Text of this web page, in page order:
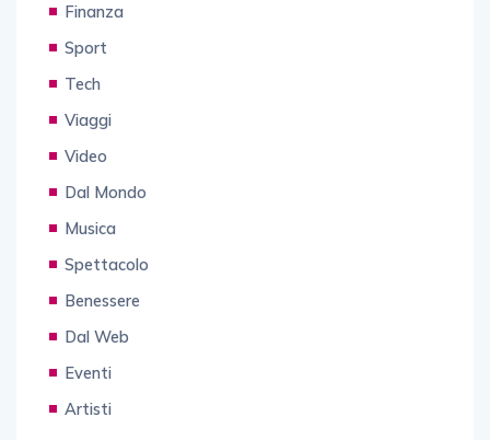
Finanza
Sport
Tech
Viaggi
Video
Dal Mondo
Musica
Spettacolo
Benessere
Dal Web
Eventi
Artisti